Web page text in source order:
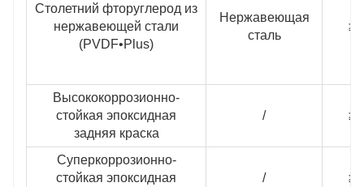
Столетний фторуглерод из
нержавеющей стали
(PVDF•Plus)
Нержавеющая
сталь
Высококоррозионно-
стойкая эпоксидная
задняя краска
/
Суперкоррозионно-
стойкая эпоксидная
/